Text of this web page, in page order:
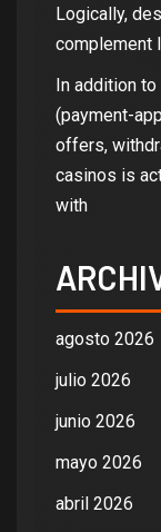
Logically,
complement
In addition
(payment-
offers,
casinos is
with
agosto 2026
julio 2026
junio 2026
mayo 2026
abril 2026